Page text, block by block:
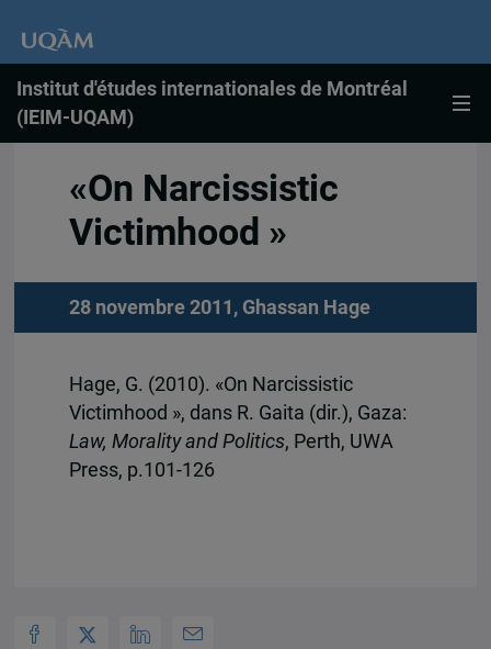
Institut d'études internationales de Montréal
(IEIM-UQAM)
«On Narcissistic
Victimhood »
28 novembre 2011, Ghassan Hage
Hage, G. (2010). «On Narcissistic
Victimhood », dans R. Gaita (dir.), Gaza:
Law, Morality and Politics, Perth, UWA
Press, p.101-126